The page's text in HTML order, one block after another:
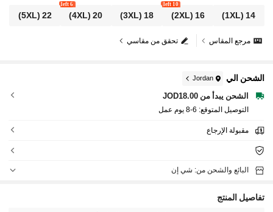
14
(1XL)
16
(2XL)
10 left
18
(3XL)
20
(4XL)
6 left
22
(5XL)
تحقق من مقاسي مرجع المقاس
الشحن الي Jordan
الشحن يبدأ من JOD18.00
التوصيل المتوقع: 6-8 يوم عمل
مقبولة الإرجاع
البائع والشحن من: شي إن
تفاصيل المنتج